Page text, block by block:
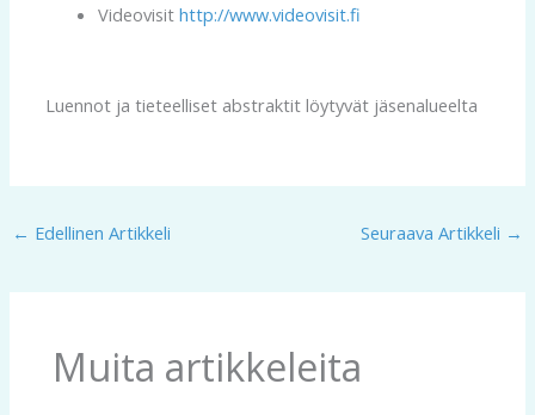
Videovisit http://www.videovisit.fi
Luennot ja tieteelliset abstraktit löytyvät jäsenalueelta
← Edellinen Artikkeli Seuraava Artikkeli →
Muita artikkeleita